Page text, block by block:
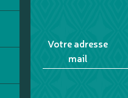
Votre adresse
mail